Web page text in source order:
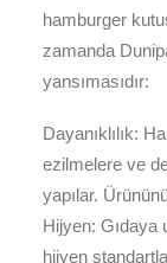
hamburger
zamanda
yansımasıdır:
Dayanıklılık:
ezilmelere ve
yapılar.
Hijyen: Gıdaya
hijyen